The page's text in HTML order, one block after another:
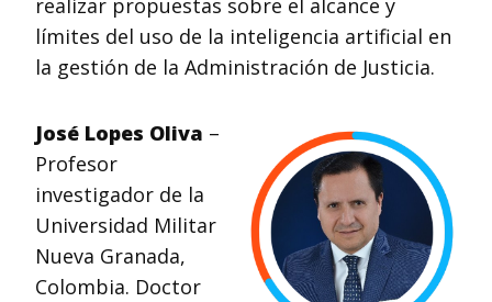
realizar propuestas sobre el alcance y
límites del uso de la inteligencia artificial en
la gestión de la Administración de Justicia.
José Lopes Oliva –
Profesor
investigador de la
Universidad Militar
Nueva Granada,
Colombia. Doctor